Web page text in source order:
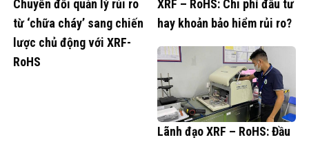
Chuyển đổi quản lý rủi ro
từ ‘chữa cháy’ sang chiến
lược chủ động với XRF-
RoHS
XRF – RoHS: Chi phí đầu tư
hay khoản bảo hiểm rủi ro?
Lãnh đạo XRF – RoHS: Đầu